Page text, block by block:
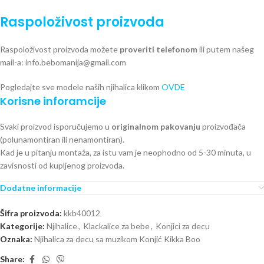
Raspoloživost proizvoda
Raspoloživost proizvoda možete proveriti telefonomili putem našeg
mail-a: info.bebomanija@gmail.com
Pogledajte sve modele naših njihalica klikom OVDE
Korisne inforamcije
Svaki proizvod isporučujemo u originalnom pakovanju proizvođača
(polunamontiran ili nenamontiran).
Kad je u pitanju montaža, za istu vam je neophodno od 5-30 minuta, u
zavisnosti od kupljenog proizvoda.
Dodatne informacije
Šifra proizvoda: kkb40012
Kategorije: Njihalice, Klackalice za bebe, Konjici za decu
Oznaka: Njihalica za decu sa muzikom Konjić Kikka Boo
Share: